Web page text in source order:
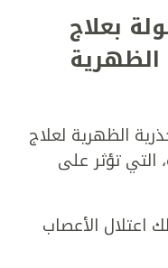
بعلاج
الظهرية
الظهرية لعلاج
التي تؤثر على
اعتلال الأعصاب